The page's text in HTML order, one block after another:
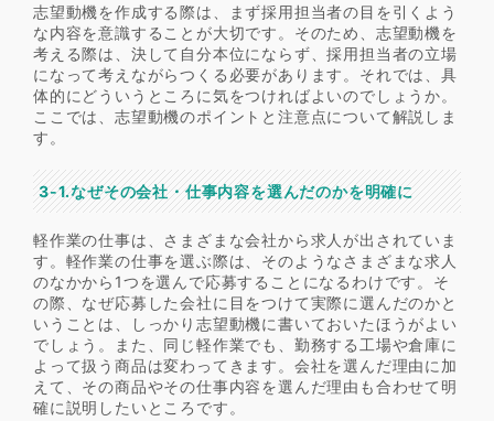
志望動機を作成する際は、まず採用担当者の目を引くよう
な内容を意識することが大切です。そのため、志望動機を
考える際は、決して自分本位にならず、採用担当者の立場
になって考えながらつくる必要があります。それでは、具
体的にどういうところに気をつければよいのでしょうか。
ここでは、志望動機のポイントと注意点について解説しま
す。
3-1.なぜその会社・仕事内容を選んだのかを明確に
軽作業の仕事は、さまざまな会社から求人が出されていま
す。軽作業の仕事を選ぶ際は、そのようなさまざまな求人
のなかから1つを選んで応募することになるわけです。そ
の際、なぜ応募した会社に目をつけて実際に選んだのかと
いうことは、しっかり志望動機に書いておいたほうがよい
でしょう。また、同じ軽作業でも、勤務する工場や倉庫に
よって扱う商品は変わってきます。会社を選んだ理由に加
えて、その商品やその仕事内容を選んだ理由も合わせて明
確に説明したいところです。